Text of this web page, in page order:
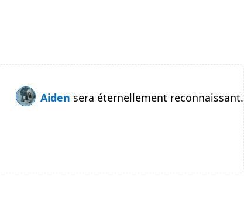
Aiden sera éternellement reconnaissant.